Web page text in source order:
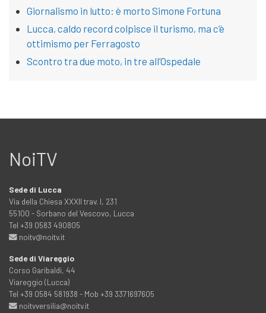
Giornalismo in lutto: è morto Simone Fortuna
Lucca, caldo record colpisce il turismo, ma c’è
ottimismo per Ferragosto
Scontro tra due moto, in tre all’Ospedale
NoiTV
Sede di Lucca
Via della Chiesa XXXII trav. I, 231
55100 - Sorbano del Vescovo, Lucca
Tel +39 0583 490805
noitv@noitv.it
Sede di Viareggio
Corso Garibaldi, 44
Viareggio (Lucca)
Tel +39 0584 581938 - Mob +39 3371697605
noitvversilia@noitv.it